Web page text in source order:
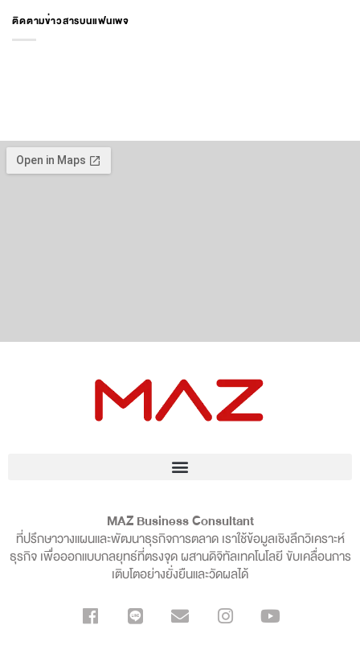
ติดตามข่าวสารบนแฟนเพจ
MAZ Business Consultant
ที่ปรึกษาวางแผนและพัฒนาธุรกิจการตลาด เราใช้ข้อมูลเชิงลึกวิเคราะห์
ธุรกิจ เพื่อออกแบบกลยุทธ์ที่ตรงจุด ผสานดิจิทัลเทคโนโลยี ขับเคลื่อนการ
เติบโตอย่างยั่งยืนและวัดผลได้